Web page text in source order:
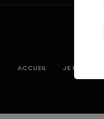
ACCUEIL JE M’INSCRIS